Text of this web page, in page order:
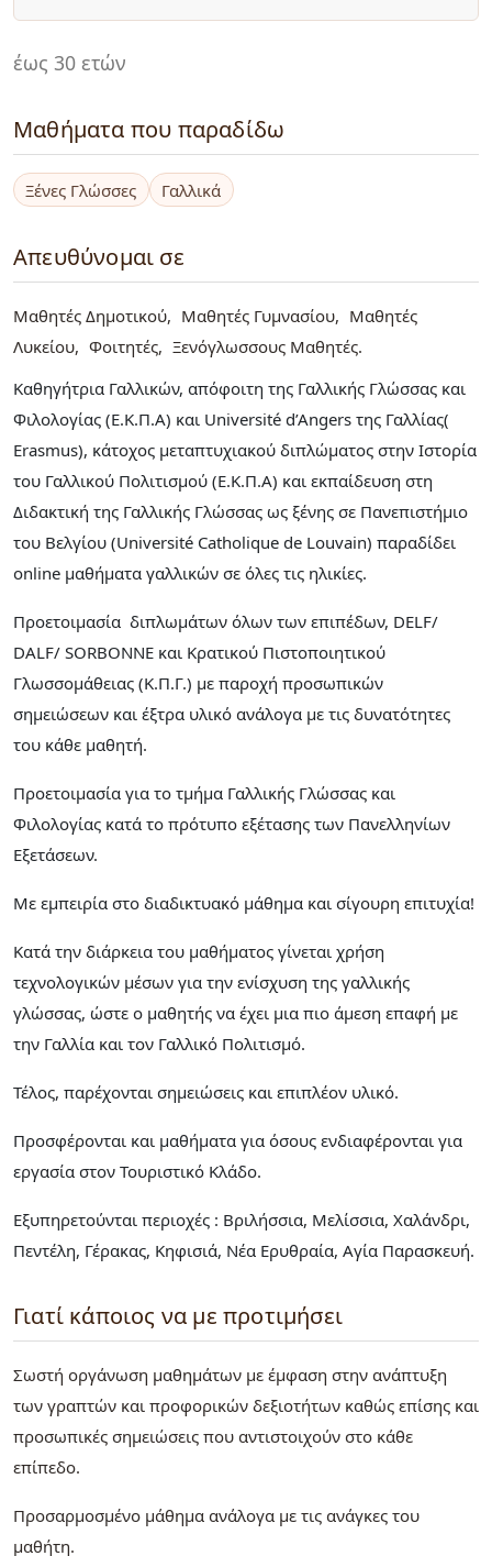
έως 30 ετών
Μαθήματα που παραδίδω
Ξένες Γλώσσες Γαλλικά
Απευθύνομαι σε
Μαθητές Δημοτικού Μαθητές Γυμνασίου
Μαθητές
Λυκείου
Φοιτητές
Ξενόγλωσσους Μαθητές
Καθηγήτρια Γαλλικών, απόφοιτη της Γαλλικής Γλώσσας και
Φιλολογίας (Ε.Κ.Π.Α) και Université d’Angers της Γαλλίας(
Erasmus), κάτοχος μεταπτυχιακού διπλώματος στην Ιστορία
του Γαλλικού Πολιτισμού (Ε.Κ.Π.Α) και εκπαίδευση στη
Διδακτική της Γαλλικής Γλώσσας ως ξένης σε Πανεπιστήμιο
του Βελγίου (Université Catholique de Louvain) παραδίδει
online μαθήματα γαλλικών σε όλες τις ηλικίες.
Προετοιμασία διπλωμάτων όλων των επιπέδων, DELF/
DALF/ SORBONNE και Κρατικού Πιστοποιητικού
Γλωσσομάθειας (Κ.Π.Γ.) με παροχή προσωπικών
σημειώσεων και έξτρα υλικό ανάλογα με τις δυνατότητες
του κάθε μαθητή.
Προετοιμασία για το τμήμα Γαλλικής Γλώσσας και
Φιλολογίας κατά το πρότυπο εξέτασης των Πανελληνίων
Εξετάσεων.
Με εμπειρία στο διαδικτυακό μάθημα και σίγουρη επιτυχία!
Κατά την διάρκεια του μαθήματος γίνεται χρήση
τεχνολογικών μέσων για την ενίσχυση της γαλλικής
γλώσσας, ώστε ο μαθητής να έχει μια πιο άμεση επαφή με
την Γαλλία και τον Γαλλικό Πολιτισμό.
Τέλος, παρέχονται σημειώσεις και επιπλέον υλικό.
Προσφέρονται και μαθήματα για όσους ενδιαφέρονται για
εργασία στον Τουριστικό Κλάδο.
Εξυπηρετούνται περιοχές : Βριλήσσια, Μελίσσια, Χαλάνδρι,
Πεντέλη, Γέρακας, Κηφισιά, Νέα Ερυθραία, Αγία Παρασκευή.
Γιατί κάποιος να με προτιμήσει
Σωστή οργάνωση μαθημάτων με έμφαση στην ανάπτυξη
των γραπτών και προφορικών δεξιοτήτων καθώς επίσης και
προσωπικές σημειώσεις που αντιστοιχούν στο κάθε
επίπεδο.
Προσαρμοσμένο μάθημα ανάλογα με τις ανάγκες του
μαθήτη.